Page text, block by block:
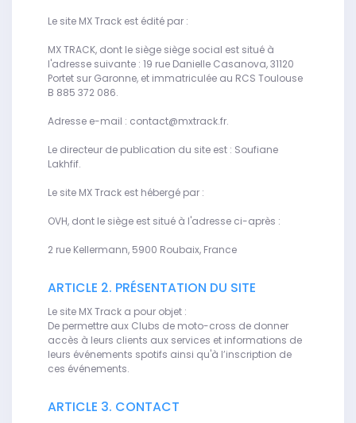
Le site MX Track est édité par :
MX TRACK, dont le siège siège social est situé à
l'adresse suivante : 19 rue Danielle Casanova, 31120
Portet sur Garonne, et immatriculée au RCS Toulouse
B 885 372 086.
Adresse e-mail : contact@mxtrack.fr.
Le directeur de publication du site est : Soufiane
Lakhfif.
Le site MX Track est hébergé par :
OVH, dont le siège est situé à l'adresse ci-après :
2 rue Kellermann, 5900 Roubaix, France
ARTICLE 2. PRÉSENTATION DU SITE
Le site MX Track a pour objet :
De permettre aux Clubs de moto-cross de donner
accès à leurs clients aux services et informations de
leurs événements spotifs ainsi qu'à l’inscription de
ces événements.
ARTICLE 3. CONTACT